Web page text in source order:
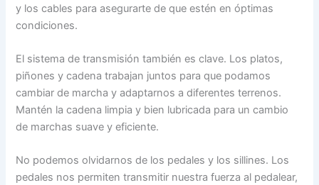
y los cables para asegurarte de que estén en óptimas
condiciones.
El sistema de transmisión también es clave. Los platos,
piñones y cadena trabajan juntos para que podamos
cambiar de marcha y adaptarnos a diferentes terrenos.
Mantén la cadena limpia y bien lubricada para un cambio
de marchas suave y eficiente.
No podemos olvidarnos de los pedales y los sillines. Los
pedales nos permiten transmitir nuestra fuerza al pedalear,